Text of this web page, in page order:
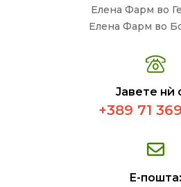
Елена Фарм во
Елена Фарм во
Јавете нѝ
+389 71
Е-пошта: